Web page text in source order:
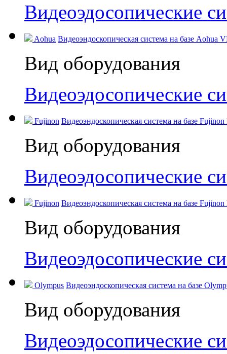
Видеоэдосопические
Aohua Видеоэндоскопическая система на базе Aohua
Вид оборудования
Видеоэдосопические
Fujinon Видеоэндоскопическая система на базе
Вид оборудования
Видеоэдосопические
Fujinon Видеоэндоскопическая система на базе
Вид оборудования
Видеоэдосопические
Olympus Видеоэндоскопическая система на базе
Вид оборудования
Видеоэдосопические